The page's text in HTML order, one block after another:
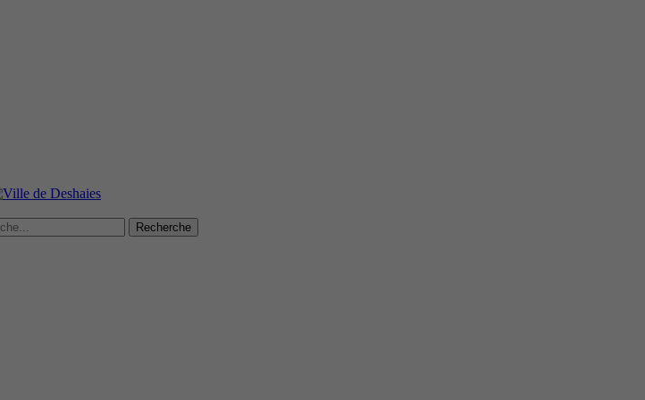
Recherche